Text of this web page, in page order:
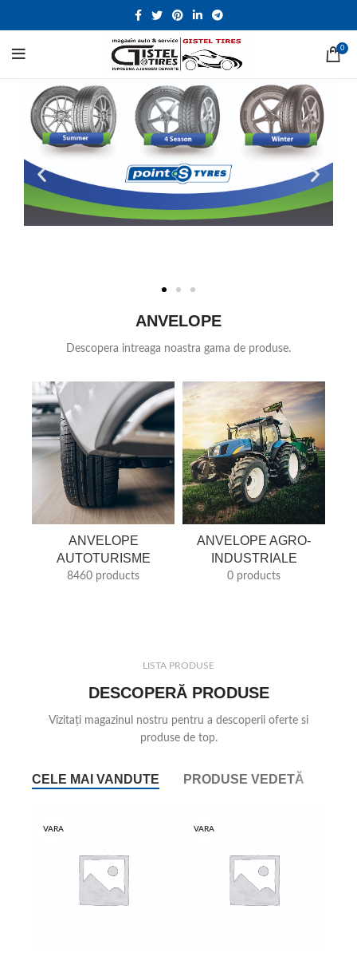
0
ANVELOPE
Descopera intreaga noastra gama de produse.
ANVELOPE
AUTOTURISME
8460 products
ANVELOPE AGRO-
INDUSTRIALE
0 products
LISTA PRODUSE
DESCOPERĂ PRODUSE
Vizitați magazinul nostru pentru a descoperii oferte si
produse de top.
CELE MAI VANDUTE PRODUSE VEDETĂ
VARA VARA